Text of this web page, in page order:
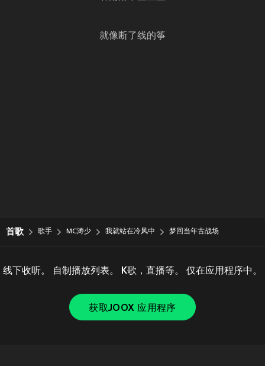
就像断了线的筝
首歌 歌手 MC涛少 我就站在冷风中 梦回当年古战场
线下收听。 自制播放列表。 K歌，直播等。 仅在应用程序中。
获取JOOX 应用程序